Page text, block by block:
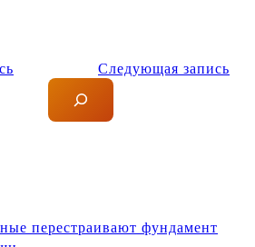
Следующая запись
перестраивают фундамент